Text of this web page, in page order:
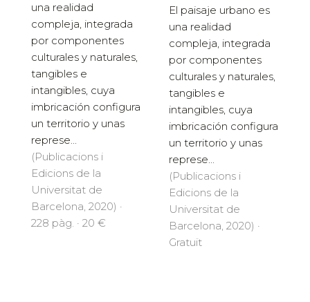
una realidad
compleja, integrada
por componentes
culturales y naturales,
tangibles e
intangibles, cuya
imbricación configura
un territorio y unas
represe...
(Publicacions i
Edicions de la
Universitat de
Barcelona, 2020) ·
228 pàg. · 20 €
El paisaje urbano es
una realidad
compleja, integrada
por componentes
culturales y naturales,
tangibles e
intangibles, cuya
imbricación configura
un territorio y unas
represe...
(Publicacions i
Edicions de la
Universitat de
Barcelona, 2020) ·
Gratuït